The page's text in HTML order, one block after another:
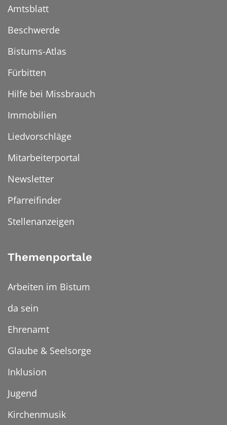
Amtsblatt
Beschwerde
Bistums-Atlas
Fürbitten
Hilfe bei Missbrauch
Immobilien
Liedvorschläge
Mitarbeiterportal
Newsletter
Pfarreifinder
Stellenanzeigen
Themenportale
Arbeiten im Bistum
da sein
Ehrenamt
Glaube & Seelsorge
Inklusion
Jugend
Kirchenmusik